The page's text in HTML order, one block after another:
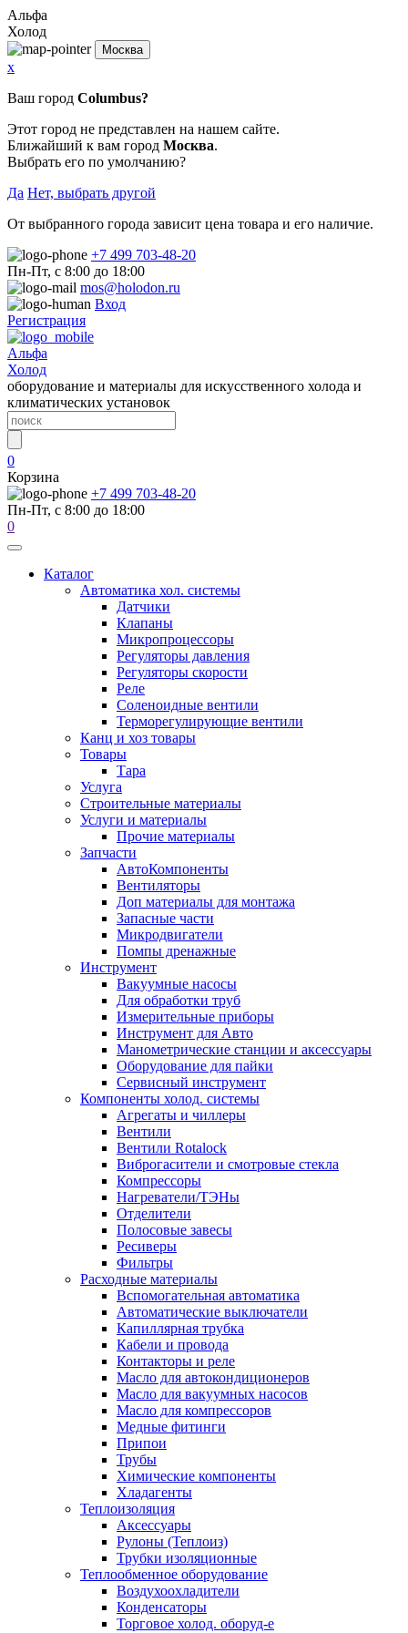
Альфа
Холод
Москва
x
Ваш город Columbus?
Этот город не представлен на нашем сайте.
Ближайший к вам город Москва.
Выбрать его по умолчанию?
Да Нет, выбрать другой
От выбранного города зависит цена товара и его наличие.
+7 499 703-48-20
Пн-Пт, с 8:00 до 18:00
mos@holodon.ru
Вход
Регистрация
Альфа
Холод
оборудование и материалы для искусственного холода и
климатических установок
0
Корзина
+7 499 703-48-20
Пн-Пт, с 8:00 до 18:00
0
Каталог
Автоматика хол. системы
Датчики
Клапаны
Микропроцессоры
Регуляторы давления
Регуляторы скорости
Реле
Соленоидные вентили
Терморегулирующие вентили
Канц и хоз товары
Товары
Тара
Услуга
Строительные материалы
Услуги и материалы
Прочие материалы
Запчасти
АвтоКомпоненты
Вентиляторы
Доп материалы для монтажа
Запасные части
Микродвигатели
Помпы дренажные
Инструмент
Вакуумные насосы
Для обработки труб
Измерительные приборы
Инструмент для Авто
Манометрические станции и аксессуары
Оборудование для пайки
Сервисный инструмент
Компоненты холод. системы
Агрегаты и чиллеры
Вентили
Вентили Rotalock
Виброгасители и смотровые стекла
Компрессоры
Нагреватели/ТЭНы
Отделители
Полосовые завесы
Ресиверы
Фильтры
Расходные материалы
Вспомогательная автоматика
Автоматические выключатели
Капиллярная трубка
Кабели и провода
Контакторы и реле
Масло для автокондиционеров
Масло для вакуумных насосов
Масло для компрессоров
Медные фитинги
Припои
Трубы
Химические компоненты
Хладагенты
Теплоизоляция
Аксессуары
Рулоны (Теплоиз)
Трубки изоляционные
Теплообменное оборудование
Воздухоохладители
Конденсаторы
Торговое холод. оборуд-е